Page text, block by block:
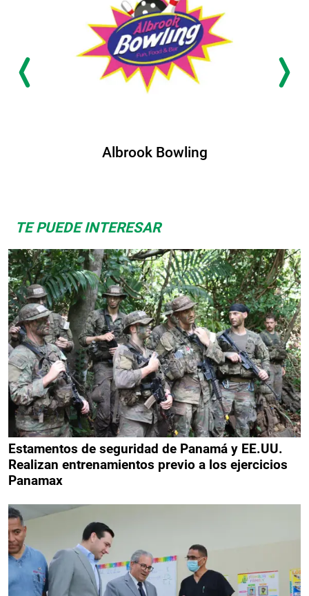
Albrook Bowling
TE PUEDE INTERESAR
Estamentos de seguridad de Panamá y EE.UU.
Realizan entrenamientos previo a los ejercicios
Panamax